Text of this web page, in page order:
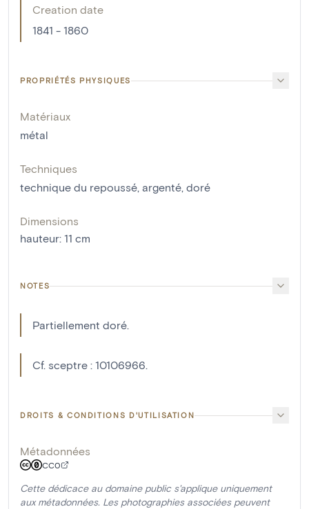
Creation date
1841 - 1860
PROPRIÉTÉS PHYSIQUES
Matériaux
métal
Techniques
technique du repoussé, argenté, doré
Dimensions
hauteur: 11 cm
NOTES
Partiellement doré.
Cf. sceptre : 10106966.
DROITS & CONDITIONS D'UTILISATION
Métadonnées
CC0
Cette dédicace au domaine public s'applique uniquement
aux métadonnées. Les photographies associées peuvent